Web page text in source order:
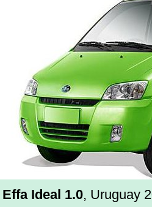
Effa Ideal 1.0, Uruguay